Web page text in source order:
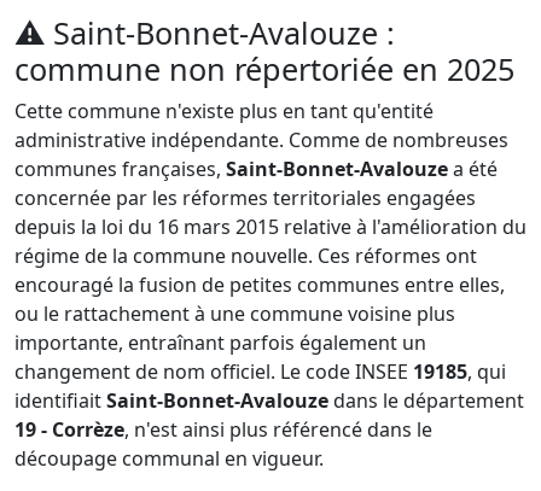
⚠️ Saint-Bonnet-Avalouze :
commune non répertoriée en 2025
Cette commune n'existe plus en tant qu'entité
administrative indépendante. Comme de nombreuses
communes françaises, Saint-Bonnet-Avalouzea été
concernée par les réformes territoriales engagées
depuis la loi du 16 mars 2015 relative à l'amélioration du
régime de la commune nouvelle. Ces réformes ont
encouragé la fusion de petites communes entre elles,
ou le rattachement à une commune voisine plus
importante, entraînant parfois également un
changement de nom officiel. Le code INSEE 19185, qui
identifiaitSaint-Bonnet-Avalouzedans le département
19 - Corrèze, n'est ainsi plus référencé dans le
découpage communal en vigueur.